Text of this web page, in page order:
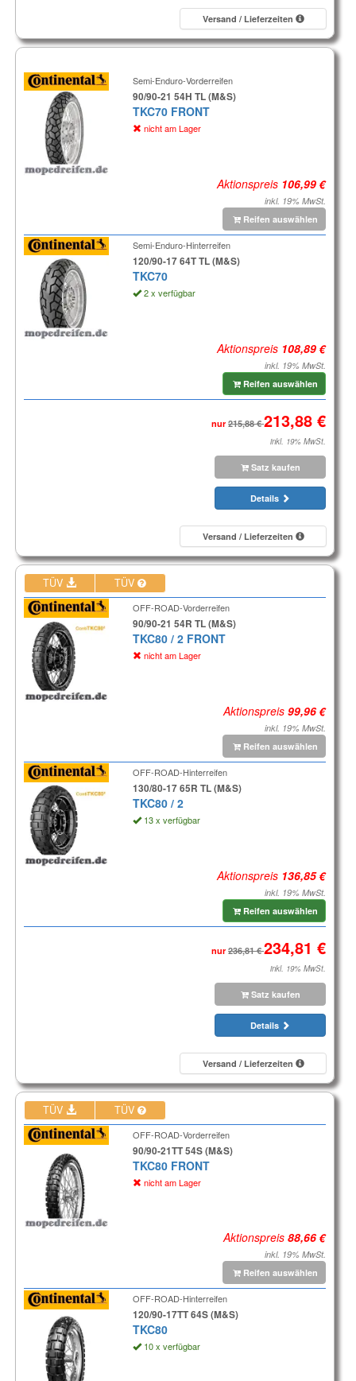
Versand / Lieferzeiten
Semi-Enduro-Vorderreifen
90/90-21 54H TL (M&S)
TKC70 FRONT
nicht am Lager
Aktionspreis
inkl. 19% MwSt.
Reifen auswählen
Semi-Enduro-Hinterreifen
120/90-17 64T TL (M&S)
TKC70
2 x verfügbar
Aktionspreis
inkl. 19% MwSt.
Reifen auswählen
nur
inkl. 19% MwSt.
Satz kaufen
Details
Versand / Lieferzeiten
TÜV TÜV
OFF-ROAD-Vorderreifen
90/90-21 54R TL (M&S)
TKC80 / 2 FRONT
nicht am Lager
Aktionspreis
inkl. 19% MwSt.
Reifen auswählen
OFF-ROAD-Hinterreifen
130/80-17 65R TL (M&S)
TKC80 / 2
13 x verfügbar
Aktionspreis
inkl. 19% MwSt.
Reifen auswählen
nur
inkl. 19% MwSt.
Satz kaufen
Details
Versand / Lieferzeiten
TÜV TÜV
OFF-ROAD-Vorderreifen
90/90-21TT 54S (M&S)
TKC80 FRONT
nicht am Lager
Aktionspreis
inkl. 19% MwSt.
Reifen auswählen
OFF-ROAD-Hinterreifen
120/90-17TT 64S (M&S)
TKC80
10 x verfügbar